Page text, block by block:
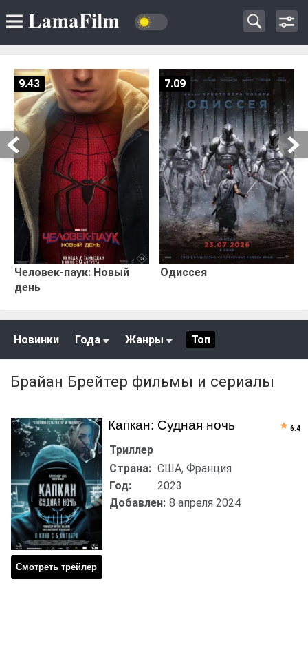
Человек-паук: Новый
день
9.43
Одиссея
7.09
Новинки Года Жанры Топ
Брайан Брейтер фильмы и сериалы
Капкан: Судная ночь
Смотреть трейлер
Триллер
Страна: США, Франция
Год:
2023
Добавлен: 8 апреля 2024
6.4